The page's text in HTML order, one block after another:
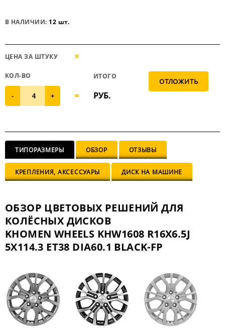
В НАЛИЧИИ: 12 шт.
ЦЕНА ЗА ШТУКУ
КОЛ-ВО
- +
ИТОГО
РУБ.
ТИПОРАЗМЕРЫ ОБЗОР ОТЗЫВЫ
КРЕПЛЕНИЯ, АКСЕССУАРЫ ДИСК НА МАШИНЕ
ОБЗОР ЦВЕТОВЫХ РЕШЕНИЙ ДЛЯ
КОЛЁСНЫХ ДИСКОВ
KHOMEN WHEELS KHW1608 R16X6.5J
5X114.3 ET38 DIA60.1 BLACK-FP